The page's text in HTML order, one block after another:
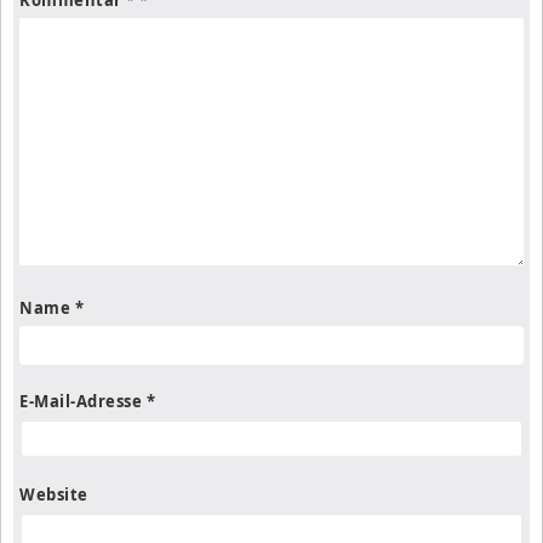
Name *
E-Mail-Adresse *
Website